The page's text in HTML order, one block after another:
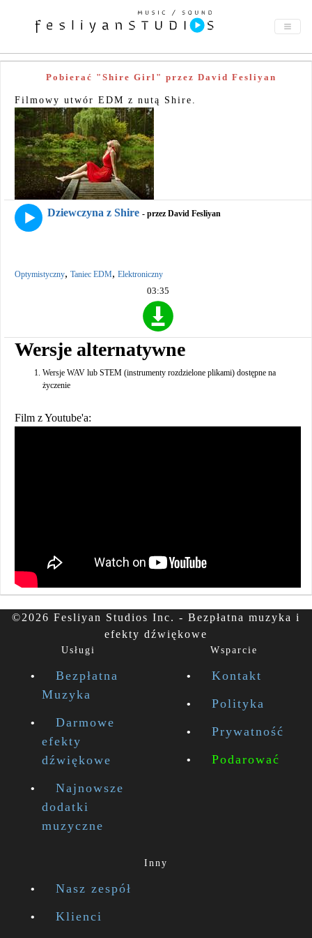
Pobierać "Shire Girl" przez David Fesliyan
Filmowy utwór EDM z nutą Shire.
Dziewczyna z Shire - przez David Fesliyan
Optymistyczny, Taniec EDM, Elektroniczny
03:35
Wersje alternatywne
Wersje WAV lub STEM (instrumenty rozdzielone plikami) dostępne na
życzenie
Film z Youtube'a:
©2026 Fesliyan Studios Inc. - Bezpłatna muzyka i
efekty dźwiękowe
Usługi
Bezpłatna
Muzyka
Darmowe
efekty
dźwiękowe
Najnowsze
dodatki
muzyczne
Wsparcie
Kontakt
Polityka
Prywatność
Podarować
Inny
Nasz zespół
Klienci